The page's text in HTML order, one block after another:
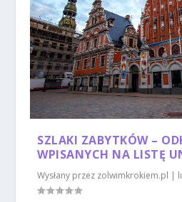
SZLAKI ZABYTKÓW –
WPISANYCH NA LISTĘ
Wysłany przez zolwimkrokiem.pl |